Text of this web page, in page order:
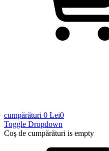
cumpărături 0 Lei0
Toggle Dropdown
Coş de cumpărături is empty